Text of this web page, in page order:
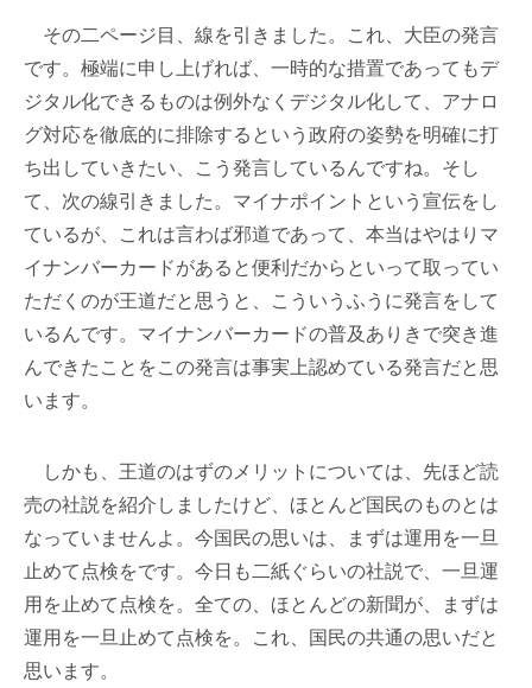
その二ページ目、線を引きました。これ、大臣の発言
です。極端に申し上げれば、一時的な措置であってもデ
ジタル化できるものは例外なくデジタル化して、アナロ
グ対応を徹底的に排除するという政府の姿勢を明確に打
ち出していきたい、こう発言しているんですね。そし
て、次の線引きました。マイナポイントという宣伝をし
ているが、これは言わば邪道であって、本当はやはりマ
イナンバーカードがあると便利だからといって取ってい
ただくのが王道だと思うと、こういうふうに発言をして
いるんです。マイナンバーカードの普及ありきで突き進
んできたことをこの発言は事実上認めている発言だと思
います。
しかも、王道のはずのメリットについては、先ほど読
売の社説を紹介しましたけど、ほとんど国民のものとは
なっていませんよ。今国民の思いは、まずは運用を一旦
止めて点検をです。今日も二紙ぐらいの社説で、一旦運
用を止めて点検を。全ての、ほとんどの新聞が、まずは
運用を一旦止めて点検を。これ、国民の共通の思いだと
思います。